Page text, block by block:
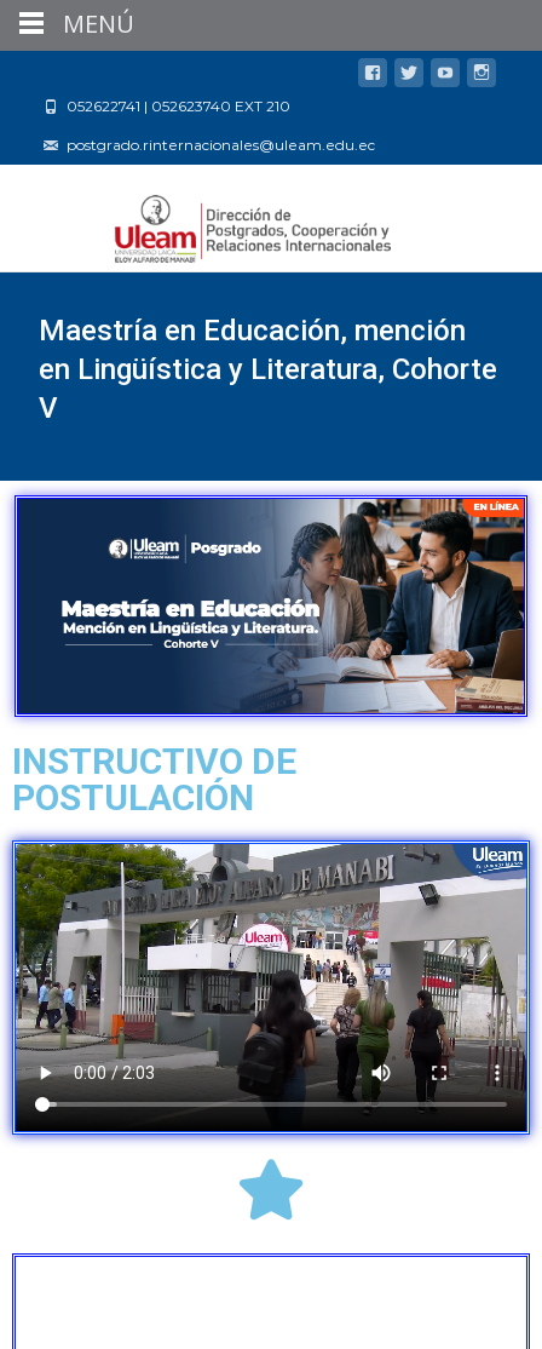
052622741 | 052623740 EXT 210
postgrado.rinternacionales@uleam.edu.ec
Maestría en Educación, mención
en Lingüística y Literatura, Cohorte
V
INSTRUCTIVO DE
POSTULACIÓN
MENÚ